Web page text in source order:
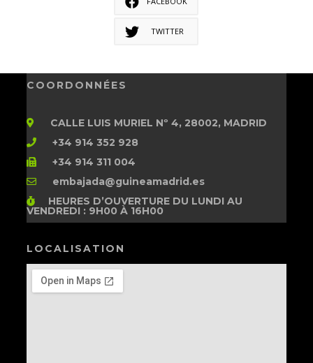
TWITTER
COORDONNÉES
CALLE LUIS MURIEL Nº 4, 28002, MADRID
+34 914 352 928
+34 914 311 004
embajada@guineamadrid.es
HEURES D’OUVERTUREDU LUNDI AU
VENDREDI : 9H00 À 16H00
LOCALISATION